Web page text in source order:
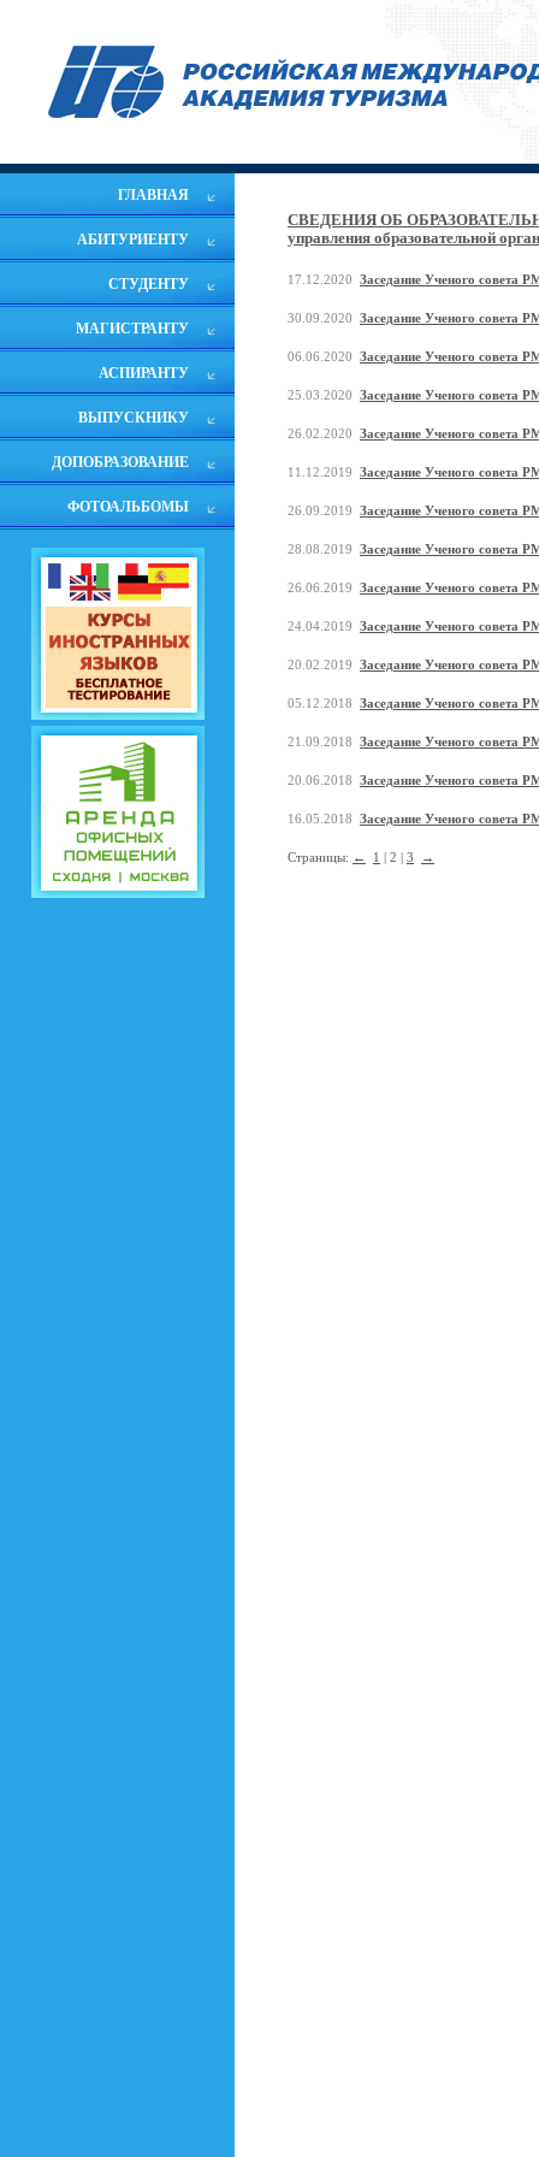
ГЛАВНАЯ
АБИТУРИЕНТУ
СТУДЕНТУ
МАГИСТРАНТУ
АСПИРАНТУ
ВЫПУСКНИКУ
ДОПОБРАЗОВАНИЕ
ФОТОАЛЬБОМЫ
СВЕДЕНИЯ ОБ
управления образовательной
17.12.2020 Заседание Ученого совета
30.09.2020 Заседание Ученого совета
06.06.2020 Заседание Ученого совета
25.03.2020 Заседание Ученого совета
26.02.2020 Заседание Ученого совета
11.12.2019 Заседание Ученого совета
26.09.2019 Заседание Ученого совета
28.08.2019 Заседание Ученого совета
26.06.2019 Заседание Ученого совета
24.04.2019 Заседание Ученого совета
20.02.2019 Заседание Ученого совета
05.12.2018 Заседание Ученого совета
21.09.2018 Заседание Ученого совета
20.06.2018 Заседание Ученого совета
16.05.2018 Заседание Ученого совета
Страницы: ← 1 | 2 | 3 →